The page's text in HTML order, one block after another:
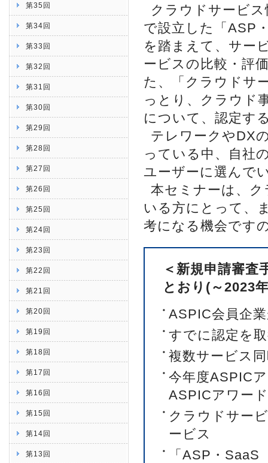
第35回
第34回
第33回
第32回
第31回
第30回
第29回
第28回
第27回
第26回
第25回
第24回
第23回
第22回
第21回
第20回
第19回
第18回
第17回
第16回
第15回
第14回
第13回
クラウドサービ
で設立した「ASP
を踏まえて、サー
ービスの比較・評
た、「クラウドサ
っとり、クラウド
について、認定す
テレワークやDX
っている中、自社
ユーザーに選んで
本セミナーは、
いる方にとって、
考になる機会です
＜新規申請審査
とおり(～2023
ASPIC会員企
すでに認定を
複数サービス
今年度ASPIC
ASPICアワー
クラウドサー
ービス
「ASP・